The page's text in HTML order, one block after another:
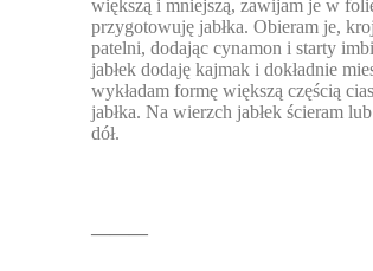
większą i mniejszą, zawijam je w
przygotowuję jabłka. Obieram je,
patelni, dodając cynamon i starty
jabłek dodaję kajmak i dokładnie
wykładam formę większą częścią
jabłka. Na wierzch jabłek ścieram
dół.
———